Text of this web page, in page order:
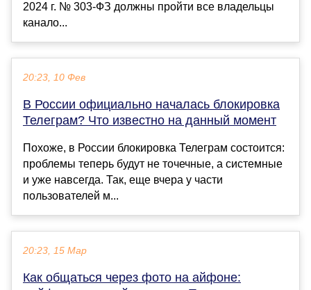
2024 г. № 303-ФЗ должны пройти все владельцы
канало...
20:23, 10 Фев
В России официально началась блокировка
Телеграм? Что известно на данный момент
Похоже, в России блокировка Телеграм состоится:
проблемы теперь будут не точечные, а системные
и уже навсегда. Так, еще вчера у части
пользователей м...
20:23, 15 Мар
Как общаться через фото на айфоне: